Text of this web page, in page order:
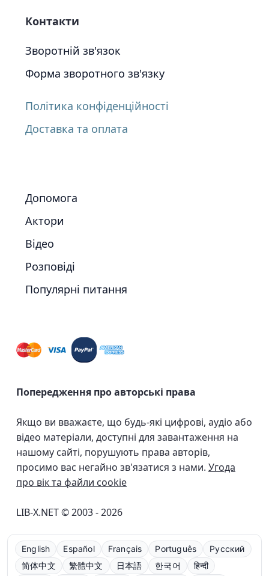
Контакти
Зворотній зв'язок
Форма зворотного зв'язку
Політика конфіденційності
Доставка та оплата
Допомога
Актори
Відео
Розповіді
Популярні питання
Попередження про авторські права
Якщо ви вважаєте, що будь-які цифрові, аудіо або
відео матеріали, доступні для завантаження на
нашому сайті, порушують права авторів,
просимо вас негайно зв'язатися з нами. Угода
про вік та файли cookie
LIB-X.NET © 2003 - 2026
English Español Français Português
Русский
简体中文
繁體中文 日本語 한국어 हिन्दी